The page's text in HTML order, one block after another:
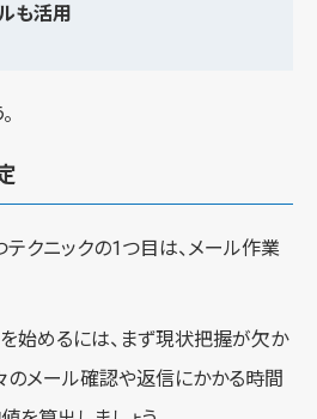
も活用
クニックの1つ目は、メール作業
始めるには、まず現状把握が欠か
のメール確認や返信にかかる時間